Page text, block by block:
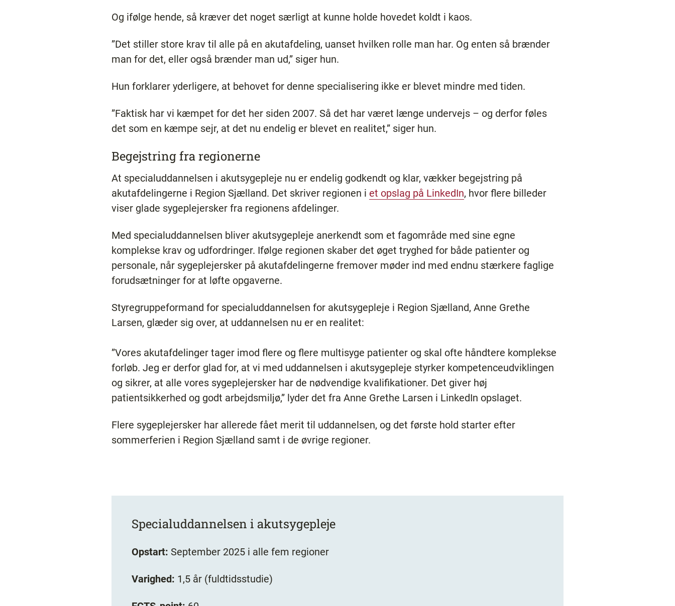
Og ifølge hende, så kræver det noget særligt at kunne holde hovedet koldt i kaos.
”Det stiller store krav til alle på en akutafdeling, uanset hvilken rolle man har. Og enten så brænder
man for det, eller også brænder man ud,” siger hun.
Hun forklarer yderligere, at behovet for denne specialisering ikke er blevet mindre med tiden.
”Faktisk har vi kæmpet for det her siden 2007. Så det har været længe undervejs – og derfor føles
det som en kæmpe sejr, at det nu endelig er blevet en realitet,” siger hun.
Begejstring fra regionerne
At specialuddannelsen i akutsygepleje nu er endelig godkendt og klar, vækker begejstring på
akutafdelingerne i Region Sjælland. Det skriver regionen i et opslag på LinkedIn, hvor flere billeder
viser glade sygeplejersker fra regionens afdelinger.
Med specialuddannelsen bliver akutsygepleje anerkendt som et fagområde med sine egne
komplekse krav og udfordringer. Ifølge regionen skaber det øget tryghed for både patienter og
personale, når sygeplejersker på akutafdelingerne fremover møder ind med endnu stærkere faglige
forudsætninger for at løfte opgaverne.
Styregruppeformand for specialuddannelsen for akutsygepleje i Region Sjælland, Anne Grethe
Larsen, glæder sig over, at uddannelsen nu er en realitet:
”Vores akutafdelinger tager imod flere og flere multisyge patienter og skal ofte håndtere komplekse
forløb. Jeg er derfor glad for, at vi med uddannelsen i akutsygepleje styrker kompetenceudviklingen
og sikrer, at alle vores sygeplejersker har de nødvendige kvalifikationer. Det giver høj
patientsikkerhed og godt arbejdsmiljø,” lyder det fra Anne Grethe Larsen i LinkedIn opslaget.
Flere sygeplejersker har allerede fået merit til uddannelsen, og det første hold starter efter
sommerferien i Region Sjælland samt i de øvrige regioner.
Specialuddannelsen i akutsygepleje
Opstart: September 2025 i alle fem regioner
Varighed: 1,5 år (fuldtidsstudie)